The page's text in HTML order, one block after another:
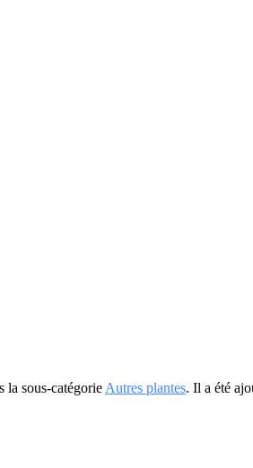
la sous-catégorie Autres plantes. Il a été